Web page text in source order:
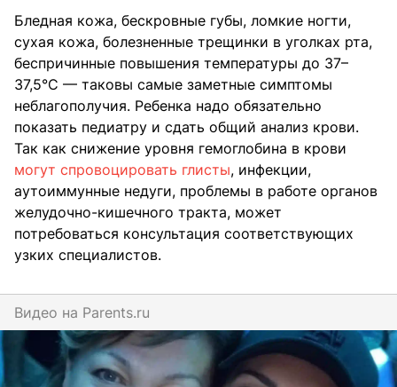
Бледная кожа, бескровные губы, ломкие ногти,
сухая кожа, болезненные трещинки в уголках рта,
беспричинные повышения температуры до 37–
37,5°С — таковы самые заметные симптомы
неблагополучия. Ребенка надо обязательно
показать педиатру и сдать общий анализ крови.
Так как снижение уровня гемоглобина в крови
могут спровоцировать глисты, инфекции,
аутоиммунные недуги, проблемы в работе органов
желудочно-кишечного тракта, может
потребоваться консультация соответствующих
узких специалистов.
Видео на parents.ru